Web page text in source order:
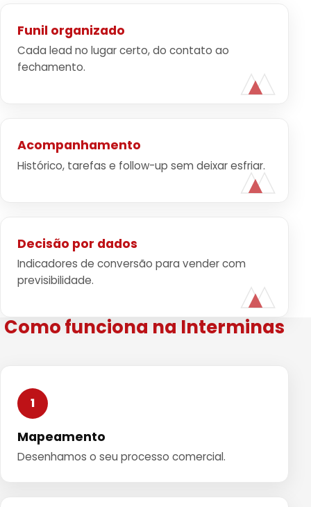
Funil organizado
Cada lead no lugar certo, do contato ao
fechamento.
Acompanhamento
Histórico, tarefas e follow-up sem deixar esfriar.
Decisão por dados
Indicadores de conversão para vender com
previsibilidade.
Como funciona na Interminas
1
Mapeamento
Desenhamos o seu processo comercial.